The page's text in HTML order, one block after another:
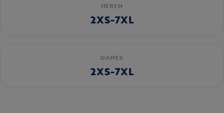
HEREN
2XS-7XL
DAMES
2XS-7XL